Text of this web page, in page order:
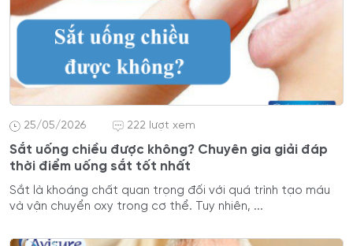
25/05/2026 222 lượt xem
Sắt uống chiều được không? Chuyên gia giải đáp
thời điểm uống sắt tốt nhất
Sắt là khoáng chất quan trọng đối với quá trình tạo máu
và vận chuyển oxy trong cơ thể. Tuy nhiên, ...